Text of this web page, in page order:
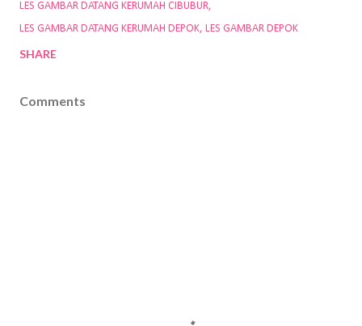
LES GAMBAR DATANG KERUMAH CIBUBUR
LES GAMBAR DATANG KERUMAH DEPOK LES GAMBAR DEPOK
SHARE
Comments